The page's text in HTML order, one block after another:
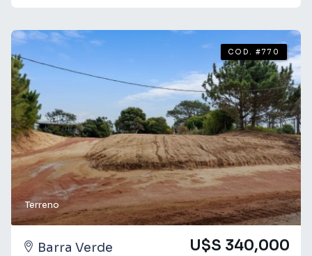
rápidos, sin tránsito ni tiempos de espera. Características
del Desarrollo Sector Descripción Barrio Privado La
Cañada Lotes de 700 a 1200 m² con control de accesos y
seguridad. Área Comercial Gastronomía, shopping de
primer nivel y servicios a pasos de tu hogar. Espacios de
Trabajo Áreas de co-working integradas para potenciar tu
actividad profesional. Educación Global a un Paso, el
desarrollo cuenta con un colegio orientado a la educación
integral. Su propuesta pedagógica fomenta la autonomía,
la seguridad, la colaboración y la formación para una
ciudadanía global. Consulta con nuestros asesores para
obtener más información y coordinar una visita. Te
futuro comienza aquí!
Terreno
COD. #770
Barra Verde U$S 340,000